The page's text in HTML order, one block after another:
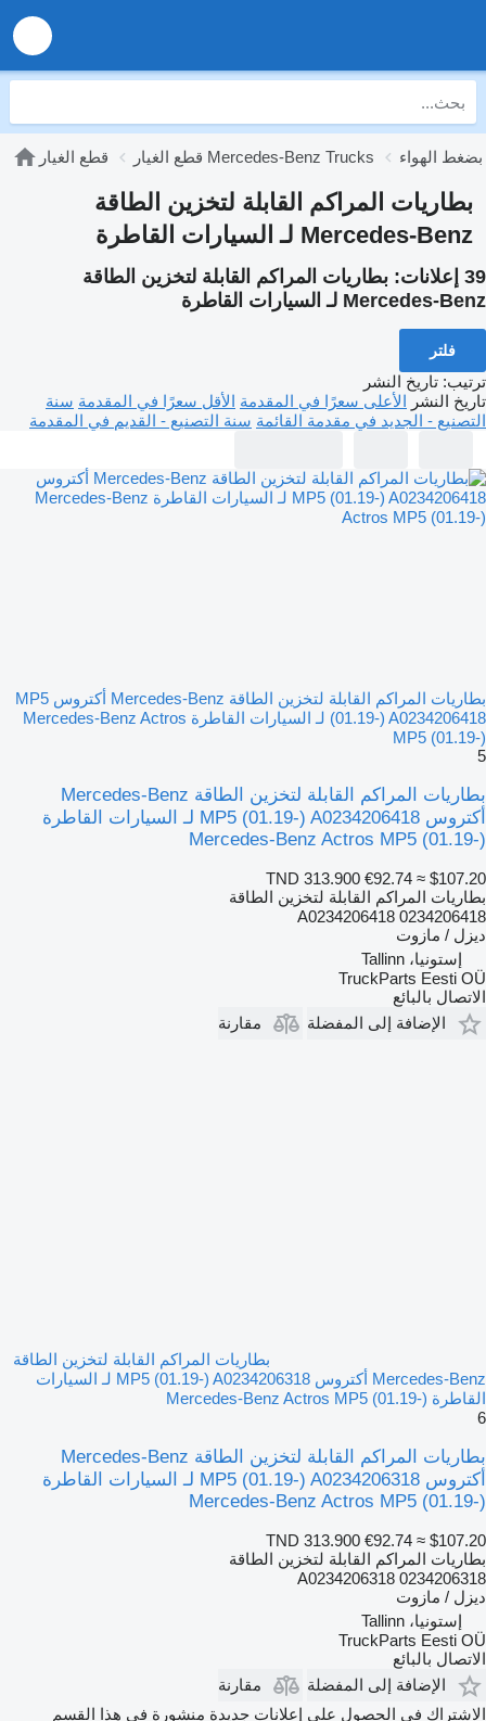
قطع الغيار قطع الغيار Mercedes-Benz Trucks
بطاريات المراكم القابلة لتخزين الطاقة
Mercedes-Benz لـ السيارات القاطرة
39 إعلانات:
بطاريات المراكم القابلة لتخزين الطاقة
Mercedes-Benz لـ السيارات القاطرة
فلتر
ترتيب: تاريخ النشر
تاريخ النشر الأعلى سعرًا في المقدمة الأقل سعرًا في المقدمة سنة
التصنيع - الجديد في مقدمة القائمة سنة التصنيع - القديم في المقدمة
بطاريات المراكم القابلة لتخزين الطاقة Mercedes-Benz أكتروس MP5
(01.19-) A0234206418 لـ السيارات القاطرة Mercedes-Benz Actros
MP5 (01.19-)
5
بطاريات المراكم القابلة لتخزين الطاقة Mercedes-Benz
أكتروس MP5 (01.19-) A0234206418 لـ السيارات القاطرة
Mercedes-Benz Actros MP5 (01.19-)
TND 313.900 €92.74 ≈ $107.20
بطاريات المراكم القابلة لتخزين الطاقة
A0234206418 0234206418
ديزل / مازوت
إستونيا، Tallinn
TruckParts Eesti OÜ
الاتصال بالبائع
الإضافة إلى المفضلة
مقارنة
بطاريات المراكم القابلة لتخزين الطاقة
Mercedes-Benz أكتروس MP5 (01.19-) A0234206318 لـ السيارات
القاطرة Mercedes-Benz Actros MP5 (01.19-)
6
بطاريات المراكم القابلة لتخزين الطاقة Mercedes-Benz
أكتروس MP5 (01.19-) A0234206318 لـ السيارات القاطرة
Mercedes-Benz Actros MP5 (01.19-)
TND 313.900 €92.74 ≈ $107.20
بطاريات المراكم القابلة لتخزين الطاقة
A0234206318 0234206318
ديزل / مازوت
إستونيا، Tallinn
TruckParts Eesti OÜ
الاتصال بالبائع
الإضافة إلى المفضلة
مقارنة
الاشتراك في الحصول على إعلانات جديدة منشورة في هذا القسم